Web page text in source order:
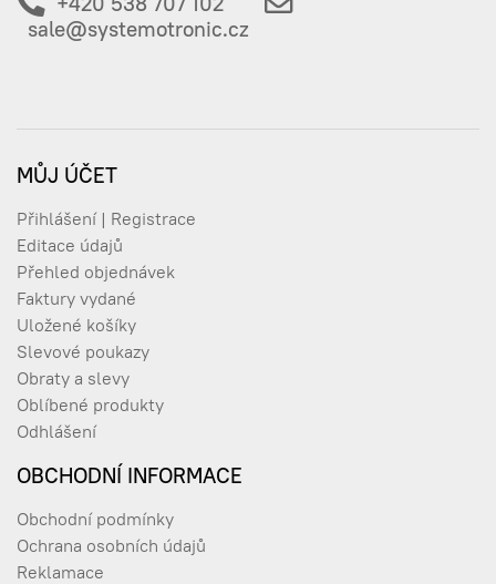
sale@systemotronic.cz
MŮJ ÚČET
Přihlášení | Registrace
Editace údajů
Přehled objednávek
Faktury vydané
Uložené košíky
Slevové poukazy
Obraty a slevy
Oblíbené produkty
Odhlášení
OBCHODNÍ INFORMACE
Obchodní podmínky
Ochrana osobních údajů
Reklamace